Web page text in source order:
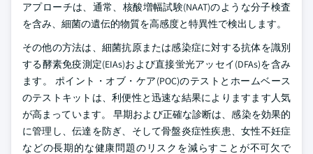
アプローチは、通常、核酸増幅試験(NAAT)のような分子検査
を含み、細菌の遺伝的物質を高感度と特異性で検出します。
その他の方法は、細菌抗原または感染症に対する抗体を識別
する酵素免疫測定(EIAs)および直接蛍光アッセイ(DFAs)を含み
ます。 ポイント・オブ・ケア(POC)のテストとホームベース
のテストキットは、利便性と迅速な結果によりますます人気
が高まっています。 早期および正確な診断は、感染を効果的
に管理し、伝達を防ぎ、そして骨盤炎症性疾患、女性不妊症
などの長期的な健康問題のリスクを減らすことが不可欠で